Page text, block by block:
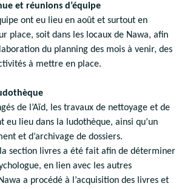
et réunions d’équipe
ont eu lieu en août et surtout en
place, soit dans les locaux de Nawa, afin
du planning des mois à venir, des
à mettre en place.
de l’Aïd, les travaux de nettoyage et de
eu lieu dans la ludothèque, ainsi qu’un
et d’archivage de dossiers.
section livres a été fait afin de déterminer
en lien avec les autres
a procédé à l’acquisition des livres et